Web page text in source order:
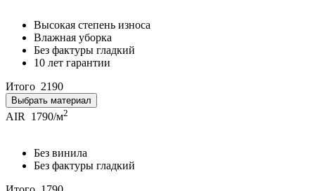
Высокая степень износа
Влажная уборка
Без фактуры гладкий
10 лет гарантии
Итого 2190
Выбрать материал
AIR 1790/м2
Без винила
Без фактуры гладкий